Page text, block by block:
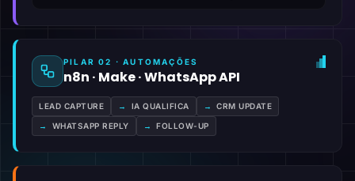
PILAR 02 · AUTOMAÇÕES
n8n · Make · WhatsApp API
LEAD CAPTURE → IA QUALIFICA → CRM UPDATE
→ WHATSAPP REPLY → FOLLOW-UP